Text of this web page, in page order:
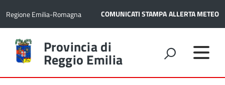
Regione Emilia-Romagna COMUNICATI STAMPAALLERTA METEO
Torna
alla
home
Provincia di
Reggio Emilia